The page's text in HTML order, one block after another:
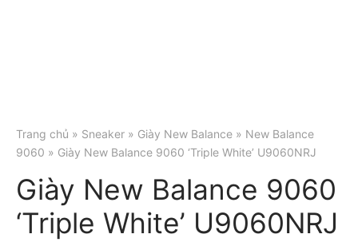
Trang chủ » Sneaker » Giày New Balance » New Balance
9060 » Giày New Balance 9060 ‘Triple White’ U9060NRJ
Giày New Balance 9060
‘Triple White’ U9060NRJ